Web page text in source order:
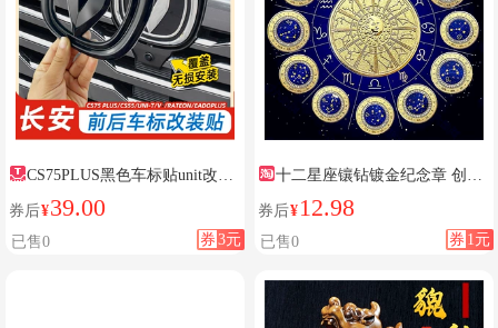
CS75PLUS黑色车标贴unit改装
车标
券后¥39.00
券3元
已售0
十二星座镶钻镀金纪念章 创意
礼物男女通用指尖把玩35mm金币
券后¥12.98
券 1元
已售0